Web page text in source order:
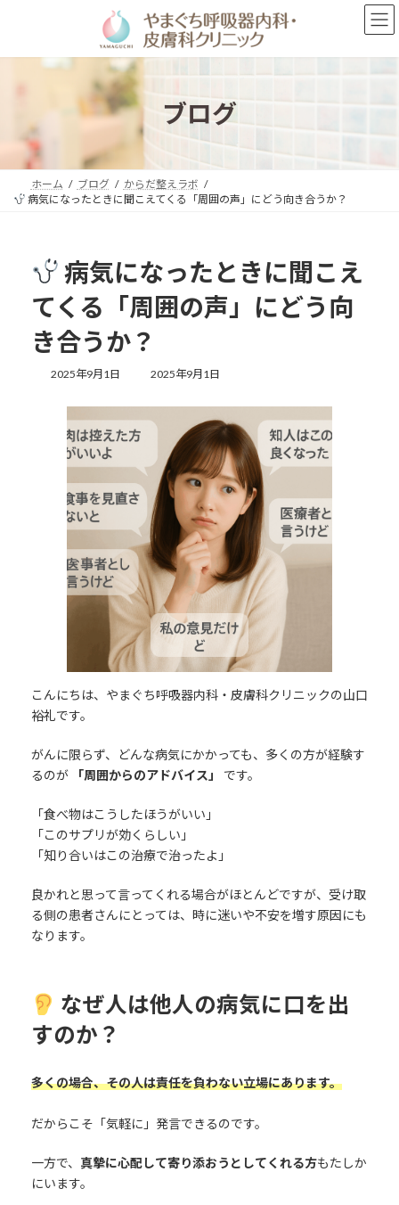
ン
プ
ー
動
ブログ
ホーム ブログ
からだ整えラボ
病気になったときに聞こえてくる「周囲の声」にどう向き合うか？
病気になったときに聞こえ
てくる「周囲の声」にどう向
き合うか？
2025年9月1日
最
更
新
:
2025年9月1日
こんにちは、やまぐち呼吸器内科・皮膚科クリニックの山口
裕礼です。
がんに限らず、どんな病気にかかっても、多くの方が経験す
るのが
「周囲からのアドバイス」 です。
「食べ物はこうしたほうがいい」
「このサプリが効くらしい」
「知り合いはこの治療で治ったよ」
良かれと思って言ってくれる場合がほとんどですが、受け取
る側の患者さんにとっては、時に迷いや不安を増す原因にも
なります。
なぜ人は他人の病気に口を出
すのか？
多くの場合、その人は責任を負わない立場にあります。
だからこそ「気軽に」発言できるのです。
一方で、 真摯に心配して寄り添おうとしてくれる方もたしか
にいます。